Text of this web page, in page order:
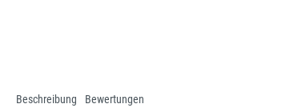
Beschreibung Bewertungen